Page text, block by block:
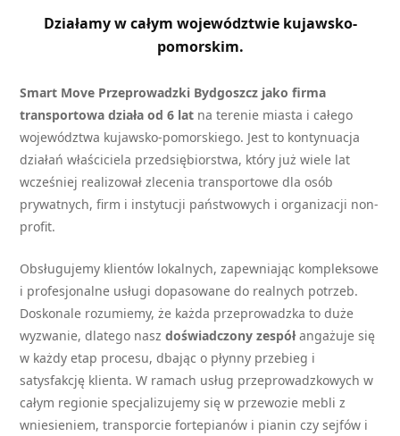
Działamy w całym województwie kujawsko-
pomorskim.
Smart Move Przeprowadzki Bydgoszcz jako firma
transportowa działa od 6 lat na terenie miasta i całego
województwa kujawsko-pomorskiego. Jest to kontynuacja
działań właściciela przedsiębiorstwa, który już wiele lat
wcześniej realizował zlecenia transportowe dla osób
prywatnych, firm i instytucji państwowych i organizacji non-
profit.
Obsługujemy klientów lokalnych, zapewniając kompleksowe
i profesjonalne usługi dopasowane do realnych potrzeb.
Doskonale rozumiemy, że każda przeprowadzka to duże
wyzwanie, dlatego nasz doświadczony zespółangażuje się
w każdy etap procesu, dbając o płynny przebieg i
satysfakcję klienta. W ramach usług przeprowadzkowych w
całym regionie specjalizujemy się w przewozie mebli z
wniesieniem, transporcie fortepianów i pianin czy sejfów i